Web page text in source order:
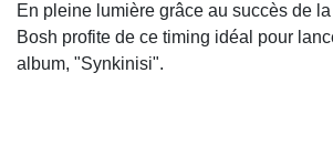
En pleine lumière grâce au succès de
Bosh profite de ce timing idéal pour
album, "Synkinisi".